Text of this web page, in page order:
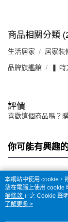
商品相關分類
生活居家 居家裝
品牌旗艦館 ❚ 特
評價
喜歡這個商品嗎？
你可能有興趣
熱門標籤
本網站中使用 cookie，
望在電腦上使用 cookie
權條款 」之 Cookie 聲
用條款之 Cookie 聲明使
了解更多 >